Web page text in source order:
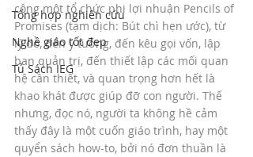
Tổng hợp nghiên cứu
Nghề giáo tốt đẹp
Tủ Sách IEG
công một tổ chức phi lợi nhuận Pencils of
Promises (tạm dịch: Bút chì hẹn ước), từ
lý do, đến ý tưởng, đến kêu gọi vốn, lập
ban quản trị, đến thiết lập các mối quan
hệ cần thiết, và quan trọng hơn hết là
khao khát được giúp đỡ con người. Thế
nhưng, đọc nó, người ta không hề cảm
thấy đây là một cuốn giáo trình, hay một
quyển sách how-to, bởi nó đơn thuần là